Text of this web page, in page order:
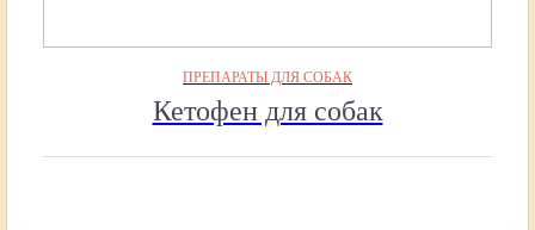
ПРЕПАРАТЫ ДЛЯ СОБАК
Кетофен для собак